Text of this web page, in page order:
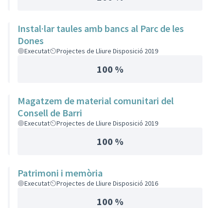
Instal·lar taules amb bancs al Parc de les
Dones
Executat Projectes de Lliure Disposició 2019
100 %
Magatzem de material comunitari del
Consell de Barri
Executat Projectes de Lliure Disposició 2019
100 %
Patrimoni i memòria
Executat Projectes de Lliure Disposició 2016
100 %